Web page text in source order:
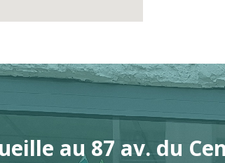
au 87 av. du